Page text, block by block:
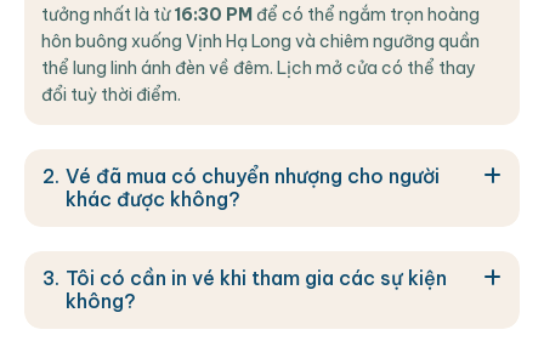
tưởng nhất là từ16:30 PM để có thể ngắm trọn hoàng
hôn buông xuống Vịnh Hạ Long và chiêm ngưỡng quần
thể lung linh ánh đèn về đêm. Lịch mở cửa có thể thay
đổi tuỳ thời điểm.
Vé đã mua có chuyển nhượng cho người
khác được không?
Tôi có cần in vé khi tham gia các sự kiện
không?